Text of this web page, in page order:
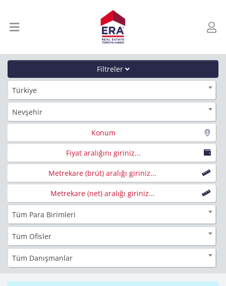
Filtreler
Türkiye
Nevşehir
Konum
Fiyat aralığını giriniz...
Metrekare (brüt) aralığı giriniz...
Metrekare (net) aralığı giriniz...
Tüm Para Birimleri
Tüm Ofisler
Tüm Danışmanlar